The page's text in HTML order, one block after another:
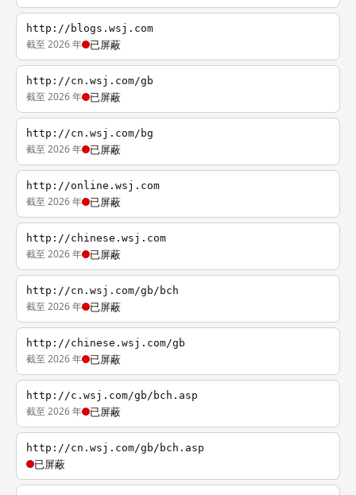
http://blogs.wsj.com
截至 2026 年 已屏蔽
http://cn.wsj.com/gb
截至 2026 年 已屏蔽
http://cn.wsj.com/bg
截至 2026 年 已屏蔽
http://online.wsj.com
截至 2026 年 已屏蔽
http://chinese.wsj.com
截至 2026 年 已屏蔽
http://cn.wsj.com/gb/bch
截至 2026 年 已屏蔽
http://chinese.wsj.com/gb
截至 2026 年 已屏蔽
http://c.wsj.com/gb/bch.asp
截至 2026 年 已屏蔽
http://cn.wsj.com/gb/bch.asp
已屏蔽